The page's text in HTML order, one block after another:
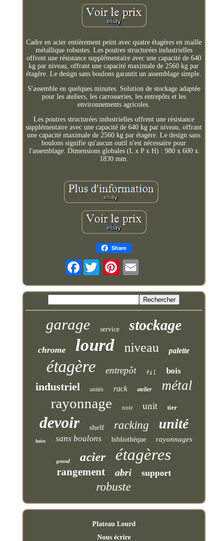
Cadre en acier entièrement peint avec quatre étagères en maille
métallique robustes. Les poutres structurées industrielles
offrent une résistance supplémentaire avec une capacité de 640
kg par niveau, offrant une capacité maximale de 2560 kg par
étagère. Le design sans boulons garantit un assemblage simple.
S'assemble en quelques minutes. Solution de stockage adaptée
pour les ateliers, les carrosseries, les entrepôts et les
environnements agricoles.
Les poutres structurées industrielles offrent une résistance
supplémentaire avec une capacité de 640 kg par niveau, offrant
une capacité maximale de 2560 kg par étagère. Le design sans
boulons signifie qu'aucun outil n'est nécessaire pour
l'assemblage. Dimensions globales (L x P x H) : 980 x 600 x
1830 mm.
Share
Facebook
garage service stockage
chrome lourd niveau palette
étagère entrepôt fil bois
industriel unités rack atelier métal
rayonnage noir unit tier
devoir shelf racking unité
baies sans boulons bibliothèque rayonnages
grand acier étagères
rangement abri support
robuste
Plateau Lourd
Nous écrire